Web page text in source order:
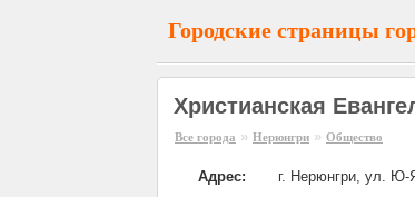
Городские страницы
Христианская
Все города » Нерюнгри » Общество
Адрес:
г. Нерюнгри, ул. Ю-